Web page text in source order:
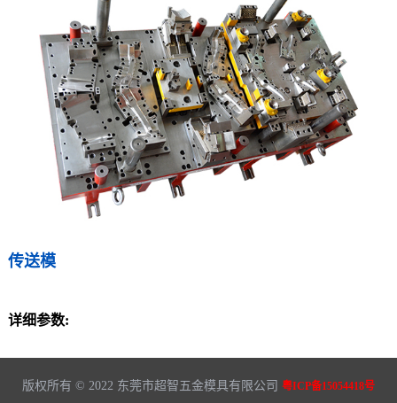
传送模
详细参数:
版权所有 © 2022 东莞市超智五金模具有限公司 粤ICP备15054418号